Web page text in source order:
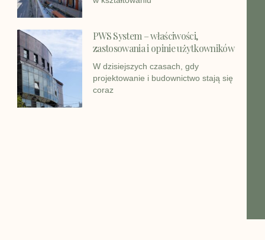
PWS System – właściwości,
zastosowania i opinie użytkowników
W dzisiejszych czasach, gdy
projektowanie i budownictwo stają się
coraz